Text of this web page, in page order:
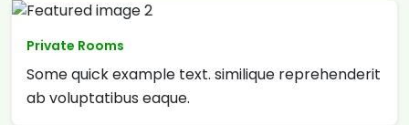
Private Rooms
Some quick example text. similique reprehenderit
ab voluptatibus eaque.